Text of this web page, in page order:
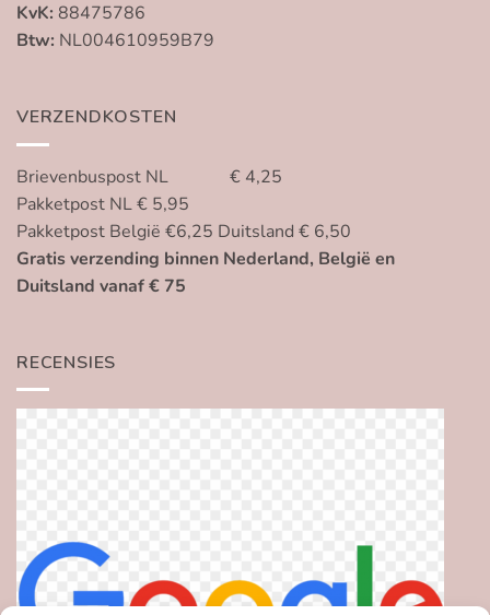
KvK: 88475786
Btw: NL004610959B79
VERZENDKOSTEN
Brievenbuspost NL € 4,25
Pakketpost NL € 5,95
Pakketpost België €6,25 Duitsland € 6,50
Gratis verzending binnen Nederland, België en
Duitsland vanaf € 75
RECENSIES